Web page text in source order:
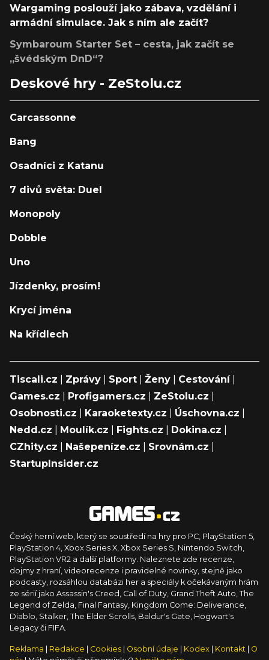
Wargaming poslouží jako zábava, vzdělání i
armádní simulace. Jak s ním ale začít?
Symbaroum Starter Set – cesta, jak začít se
„švédským DnD“?
Deskové hry - ZeStolu.cz
Carcassonne
Bang
Osadníci z Katanu
7 divů světa: Duel
Monopoly
Dobble
Uno
Jízdenky, prosím!
Krycí jména
Na křídlech
Tiscali.cz Zprávy Sport Ženy Cestování|
Games.cz
Profigamers.cz ZeStolu.cz
Osobnosti.cz
Karaoketexty.cz Úschovna.cz
Nedd.cz
Moulík.cz Fights.cz Dokina.cz
CZhity.cz
Našepeníze.cz Srovnám.cz
StartupInsider.cz
Český herní web, který se soustředí na hry pro PC, PlayStation 5,
PlayStation 4, Xbox Series X, Xbox Series S, Nintendo Switch,
PlayStation VR2 a další platformy. Naleznete zde recenze,
dojmy z hraní, videorecenze i pravidelné novinky, stejně jako
podcasty, rozsáhlou databázi her a speciály k očekávaným hrám
ze sérií jako Assassin's Creed, Call of Duty, Grand Theft Auto, The
Legend of Zelda, Final Fantasy, Kingdom Come: Deliverance,
Diablo, Stalker, The Elder Scrolls, Baldur's Gate, Hogwart's
Legacy či FIFA.
Reklama Redakce Cookies Osobní údaje Kodex Kontakt
O